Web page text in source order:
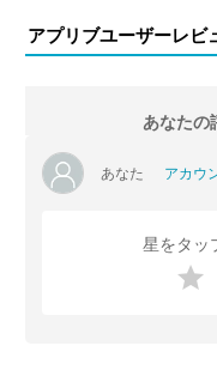
アプリブユーザーレビ
あなたの
あなた アカウ
星をタッ